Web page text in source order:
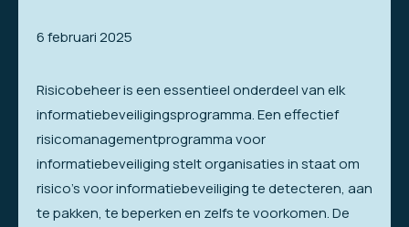
6 februari 2025
Risicobeheer is een essentieel onderdeel van elk
informatiebeveiligingsprogramma. Een effectief
risicomanagementprogramma voor
informatiebeveiliging stelt organisaties in staat om
risico’s voor informatiebeveiliging te detecteren, aan
te pakken, te beperken en zelfs te voorkomen. De